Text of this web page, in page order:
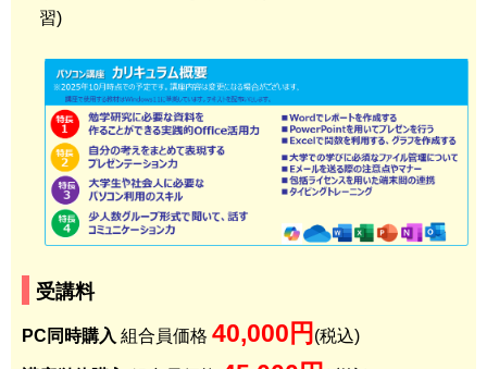
習)
受講料
PC同時購入 組合員価格 40,000円 (税込)